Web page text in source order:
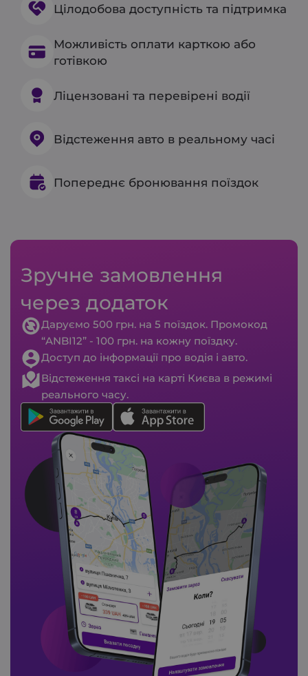
Цілодобова доступність та підтримка
Можливість оплати карткою або
готівкою
Ліцензовані та перевірені водії
Відстеження авто в реальному часі
Попереднє бронювання поїздок
Зручне замовлення
через додаток
Даруємо 500 грн. на 5 поїздок. Промокод
“ANBI12” - 100 грн. на кожну поїздку.
Доступ до інформації про водія і авто.
Відстеження таксі на карті Києва в режимі
реального часу.